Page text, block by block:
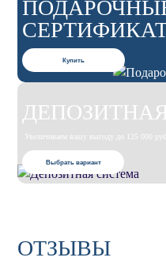
Купить
Увеличиваем вашу выгоду до 125 000
Выбрать вариант
ОТЗЫВЫ